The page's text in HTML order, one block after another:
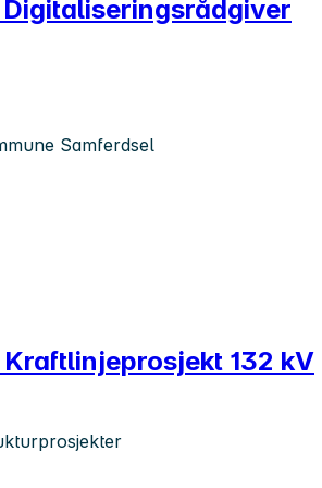
Samferdsel
132 kV